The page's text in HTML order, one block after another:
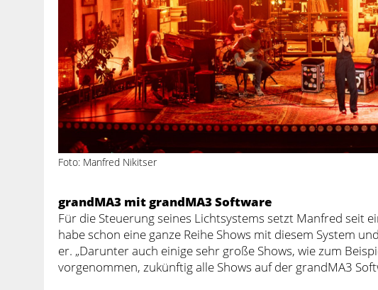
Foto: Manfred Nikitser
grandMA3 mit grandMA3 Software
Für die Steuerung seines Lichtsystems setzt Manfred seit
habe schon eine ganze Reihe Shows mit diesem System
er. „Darunter auch einige sehr große Shows, wie zum
vorgenommen, zukünftig alle Shows auf der grandMA3